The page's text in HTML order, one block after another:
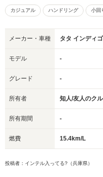
カジュアル ハンドリング 小回
メーカー・車種 タタ インディ
モデル -
グレード -
所有者 知人/友人のク
所有期間 -
燃費 15.4km/L
投稿者：インテル入ってる?（兵庫県）